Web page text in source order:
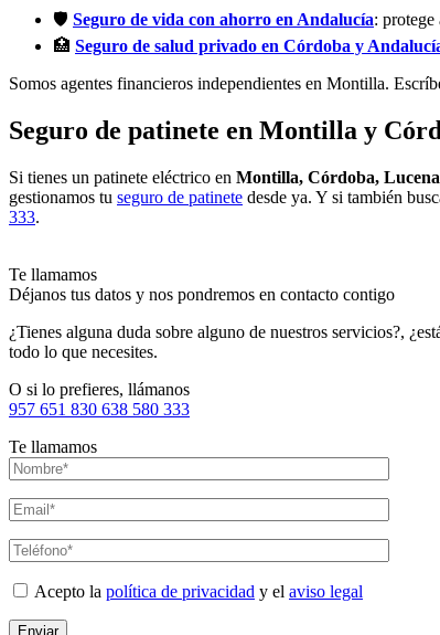
🛡️ Seguro de vida con ahorro en Andalucía:
🏥 Seguro de salud privado en Córdoba y
Somos agentes financieros independientes en Montilla.
Seguro de patinete en Montilla y
Si tienes un patinete eléctrico en Montilla, Córdoba,
gestionamos tu seguro de patinete desde ya. Y si también
333.
Te llamamos
Déjanos tus datos y nos pondremos en contacto contigo
¿Tienes alguna duda sobre alguno de nuestros servicios?,
todo lo que necesites.
O si lo prefieres, llámanos
957 651 830 638 580 333
Te llamamos
Acepto la política de privacidad y el aviso legal